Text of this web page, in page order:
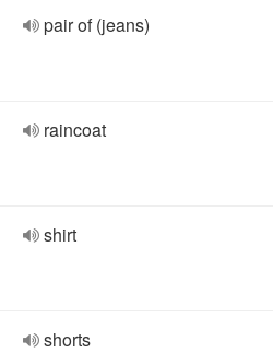
pair of (jeans)
raincoat
shirt
shorts